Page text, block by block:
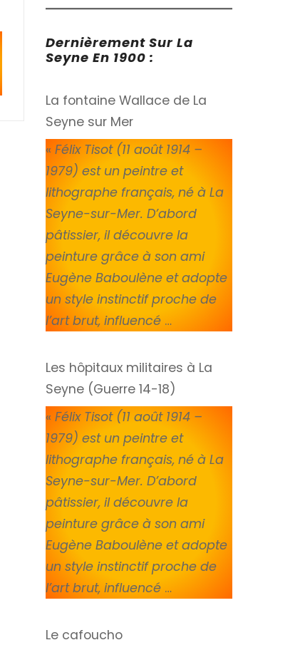
Dernièrement Sur La
Seyne En 1900 :
La fontaine Wallace de La
Seyne sur Mer
« Félix Tisot (11 août 1914 –
1979) est un peintre et
lithographe français, né à La
Seyne-sur-Mer. D’abord
pâtissier, il découvre la
peinture grâce à son ami
Eugène Baboulène et adopte
un style instinctif proche de
l’art brut, influencé …
Les hôpitaux militaires à La
Seyne (Guerre 14-18)
« Félix Tisot (11 août 1914 –
1979) est un peintre et
lithographe français, né à La
Seyne-sur-Mer. D’abord
pâtissier, il découvre la
peinture grâce à son ami
Eugène Baboulène et adopte
un style instinctif proche de
l’art brut, influencé …
Le cafoucho